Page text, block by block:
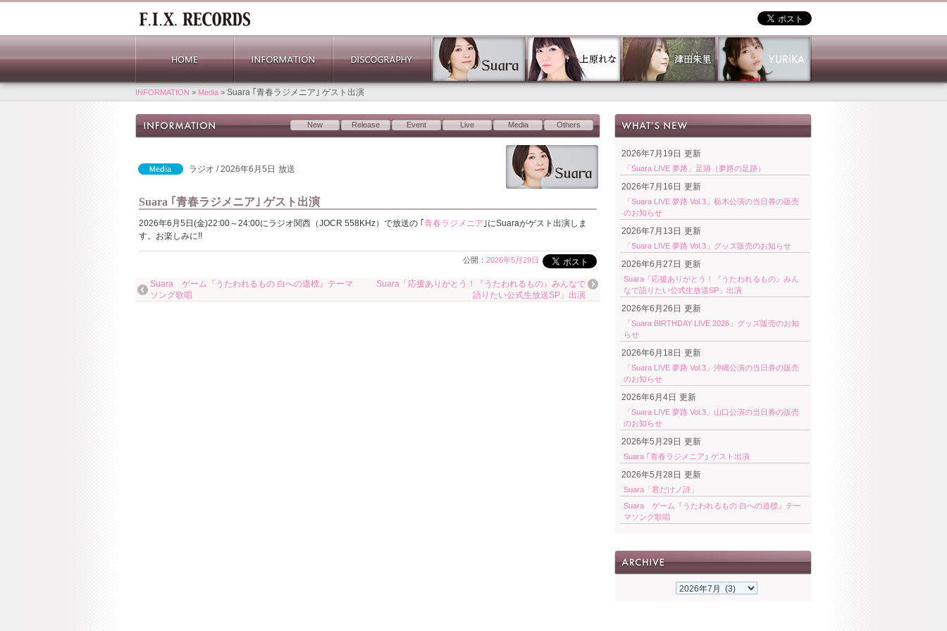
INFORMATION > Media > Suara ｢青春ラジメニア｣ ゲスト出演
New Release Event Live Media Others
ラジオ / 2026年6月5日 放送
Suara ｢青春ラジメニア｣ ゲスト出演
2026年6月5日(金)22:00～24:00にラジオ関西（JOCR 558KHz）で放送の ｢ 青春ラジメニア ｣にSuaraがゲスト出演しま
す。お楽しみに!!
公開： 2026年5月29日
Suara ゲーム『うたわれるもの 白への道標』テーマ
ソング歌唱
Suara「応援ありがとう！『うたわれるもの』みんなで
語りたい公式生放送SP」出演
2026年7月19日 更新
「Suara LIVE 夢路」足跡（夢路の足跡）
2026年7月16日 更新
「Suara LIVE 夢路 Vol.3」栃木公演の当日券の販売
のお知らせ
2026年7月13日 更新
「Suara LIVE 夢路 Vol.3」グッズ販売のお知らせ
2026年6月27日 更新
Suara「応援ありがとう！『うたわれるもの』みん
なで語りたい公式生放送SP」出演
2026年6月26日 更新
「Suara BIRTHDAY LIVE 2026」グッズ販売のお知
らせ
2026年6月18日 更新
「Suara LIVE 夢路 Vol.3」沖縄公演の当日券の販売
のお知らせ
2026年6月4日 更新
「Suara LIVE 夢路 Vol.3」山口公演の当日券の販売
のお知らせ
2026年5月29日 更新
Suara ｢青春ラジメニア｣ ゲスト出演
2026年5月28日 更新
Suara「君だけノ詩」
Suara ゲーム『うたわれるもの 白への道標』テー
マソング歌唱